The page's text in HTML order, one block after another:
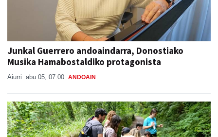
Junkal Guerrero andoaindarra, Donostiako
Musika Hamabostaldiko protagonista
Aiurri abu 05, 07:00 ANDOAIN